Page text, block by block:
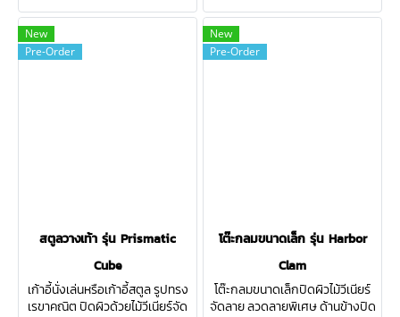
New
Pre-Order
สตูลวางเท้า รุ่น Prismatic
Cube
เก้าอี้นั่งเล่นหรือเก้าอี้สตูล รูปทรง
เรขาคณิต ปิดผิวด้วยไม้วีเนียร์จัด
New
Pre-Order
โต๊ะกลมขนาดเล็ก รุ่น Harbor
Clam
โต๊ะกลมขนาดเล็กปิดผิวไม้วีเนียร์
จัดลาย ลวดลายพิเศษ ด้านข้างปิด